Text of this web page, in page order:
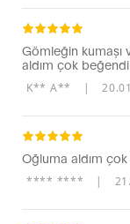
Gömleğin kumaşı
aldım çok
K** A** |
Oğluma aldım
**** **** |